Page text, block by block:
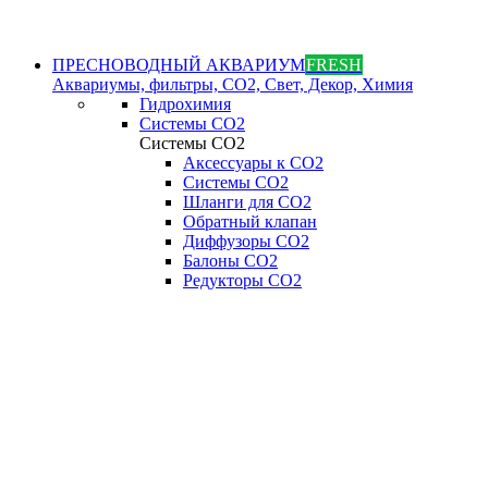
ПРЕСНОВОДНЫЙ АКВАРИУМFRESH
Аквариумы, фильтры, СО2, Свет, Декор, Химия
Гидрохимия
Системы СО2
Системы СО2
Аксессуары к СО2
Системы СО2
Шланги для CO2
Обратный клапан
Диффузоры СO2
Балоны CO2
Редукторы CO2